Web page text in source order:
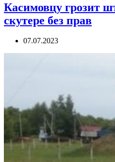
Касимовцу грозит
скутере без прав
07.07.2023